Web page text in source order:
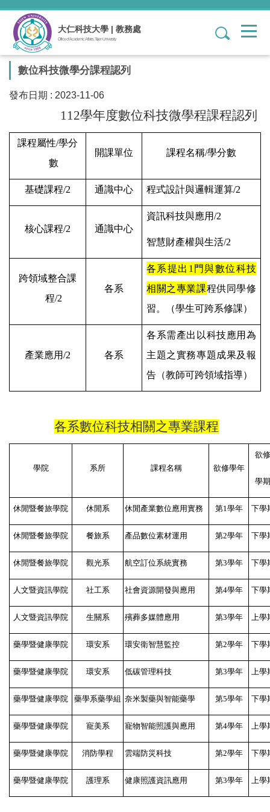
跳
主
要
內
大仁科技大學 | 教務處
Office of Academic Affairs, Tajen University
1
數位科技微學分課程認列
發布日期 : 2023-11-06
112學年度數位科技微學程課程認列
課程屬性/學分
數
開課單位 課程名稱/學分數
基礎課程/2 通識中心 程式設計與邏輯運算/2
核心課程/2 通識中心
資訊科技與應用/2
智慧財產權與生活/2
跨領域整合課
程/2
各系
各系提出 1 門與數位科技
相關之專業課程供同學修
習。（學生可跨系修課）
產業應用/2 各系
各系需產出以科技應用為
主題之實務專題成果及報
告（教師可跨領域指導）
各系數位科技相關之專業課程
學院 系所 課程名稱 欲修學年
欲修
學期
休閒暨餐旅學院 休閒系 休閒產業數位應用實務 第1學年 下學
休閒暨餐旅學院 餐旅系 產品數位素材運用 第2學年 下學
休閒暨餐旅學院 觀光系 航空訂位系統實務 第3學年 下學
人文暨資訊學院 社工系 社會資源開發與應用 第4學年 下學
人文暨資訊學院 生關系 殯葬多媒體應用 第3學年 上學
藥學暨健康學院 環安系 環安衛智慧監控 第2學年 下學
藥學暨健康學院 環安系 低碳管理科技 第3學年 上學
藥學暨健康學院 藥學系藥學組 奈米製藥與智能藥學 第5學年 下學
藥學暨健康學院 寵美系 寵物智能照護與應用 第4學年 上學
藥學暨健康學院 消防學程 雲端防災科技 第2學年 下學
藥學暨健康學院 護理系 健康照護資訊應用 第3學年 上學